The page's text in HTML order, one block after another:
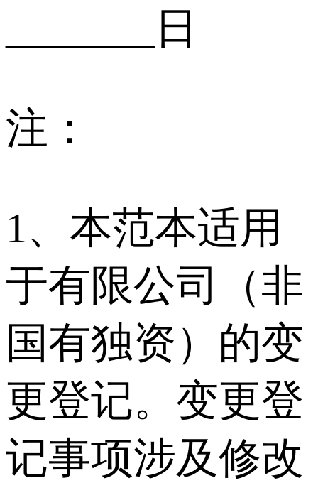
_______日
注：
1、本范本适用
于有限公司（非
国有独资）的变
更登记。变更登
记事项涉及修改